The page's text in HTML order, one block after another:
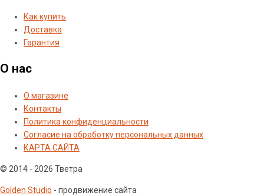
Как купить
Доставка
Гарантия
О нас
О магазине
Контакты
Политика конфиденциальности
Согласие на обработку персональных данных
КАРТА САЙТА
© 2014 - 2026 Тветра
Golden Studio - продвижение сайта